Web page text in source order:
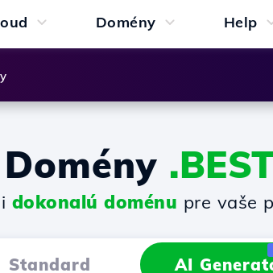
Domény Help
Domény
dokonalú doménu pre vaše
Standard AI